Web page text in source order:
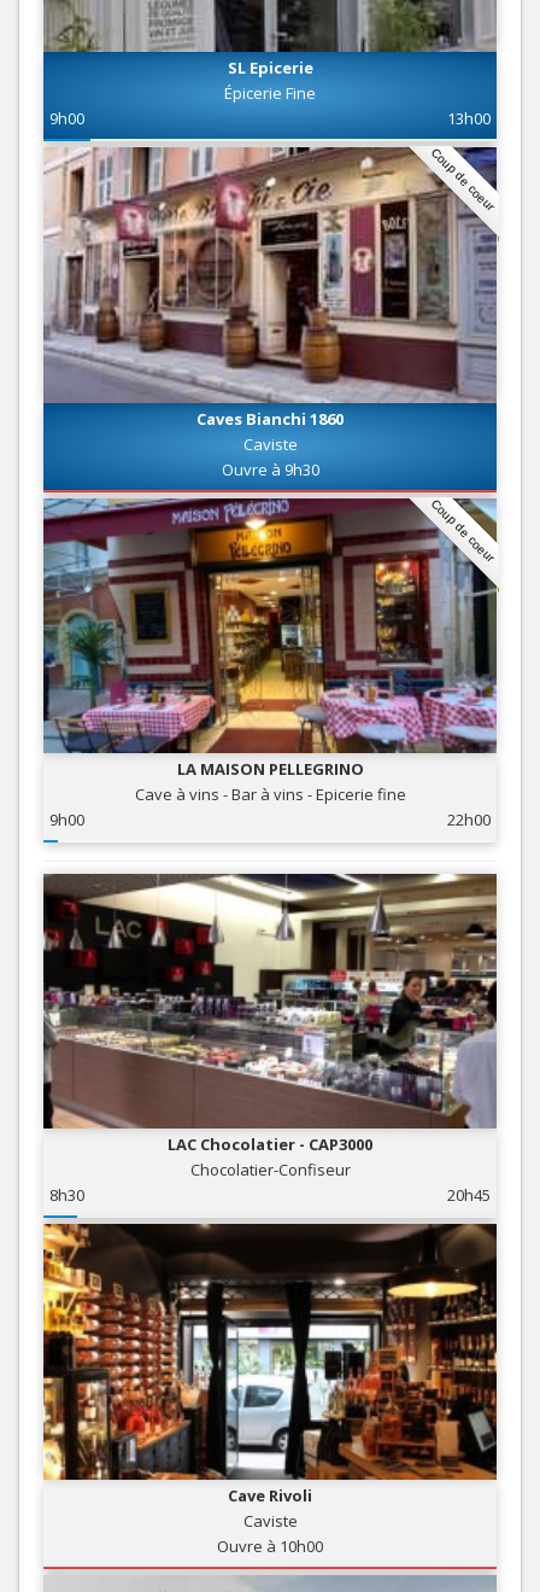
SL Epicerie
Épicerie Fine
9h00
13h00
Coup de coeur
Caves Bianchi 1860
Caviste
Ouvre à 9h30
Coup de coeur
LA MAISON PELLEGRINO
Cave à vins - Bar à vins - Epicerie fine
9h00
22h00
LAC Chocolatier - CAP3000
Chocolatier-Confiseur
8h30
20h45
Cave Rivoli
Caviste
Ouvre à 10h00